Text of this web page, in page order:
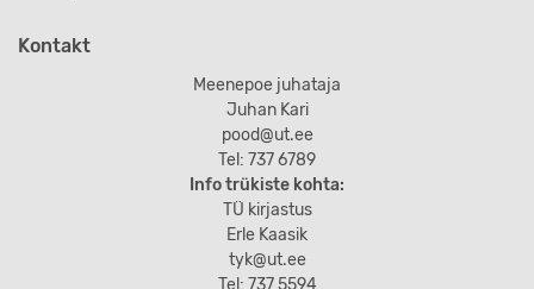
Kontakt
Meenepoe juhataja
Juhan Kari
pood@ut.ee
Tel: 737 6789
Info trükiste kohta:
TÜ kirjastus
Erle Kaasik
tyk@ut.ee
Tel: 737 5594